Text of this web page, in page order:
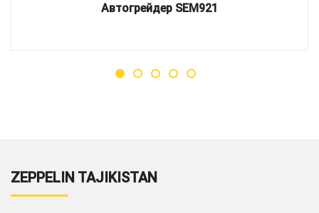
Автогрейдер SEM921
ZEPPELIN TAJIKISTAN